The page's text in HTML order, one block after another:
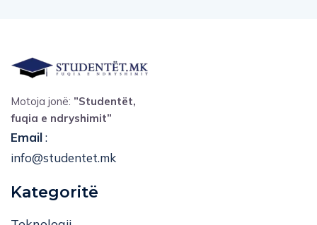
Motoja jonë: ”Studentët,
fuqia e ndryshimit”
Email:
info@studentet.mk
Kategoritë